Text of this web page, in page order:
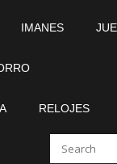
IMANES
RELOJES